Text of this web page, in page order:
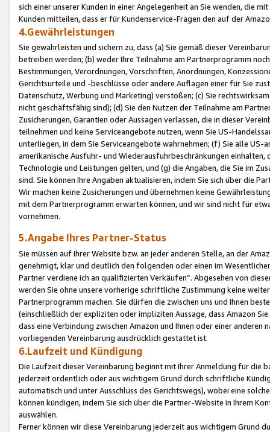
sich einer unserer Kunden in einer Angelegenheit an Sie wenden, die
Kunden mitteilen, dass er für Kundenservice-Fragen den auf der
4.Gewährleistungen
Sie gewährleisten und sichern zu, dass (a) Sie gemäß dieser
betreiben werden; (b) weder Ihre Teilnahme am Partnerprogramm
Bestimmungen, Verordnungen, Vorschriften, Anordnungen,
Gerichtsurteile und -beschlüsse oder andere Auflagen einer für Sie
Datenschutz, Werbung und Marketing) verstoßen; (c) Sie
nicht geschäftsfähig sind); (d) Sie den Nutzen der Teilnahme am
Zusicherungen, Garantien oder Aussagen verlassen, die in dieser
teilnehmen und keine Serviceangebote nutzen, wenn Sie US-
unterliegen, in dem Sie Serviceangebote wahrnehmen; (f) Sie alle
amerikanische Ausfuhr- und Wiederausfuhrbeschränkungen
Technologie und Leistungen gelten, und (g) die Angaben, die Sie im
sind. Sie können Ihre Angaben aktualisieren, indem Sie sich über die
Wir machen keine Zusicherungen und übernehmen keine
mit dem Partnerprogramm erwarten können, und wir sind nicht für
vornehmen.
5.Angabe Ihres Partner-Status
Sie müssen auf Ihrer Website bzw. an jeder anderen Stelle, an der
genehmigt, klar und deutlich den folgenden oder einen im
Partner verdiene ich an qualifizierten Verkäufen“. Abgesehen von
werden Sie ohne unsere vorherige schriftliche Zustimmung keine
Partnerprogramm machen. Sie dürfen die zwischen uns und Ihnen
(einschließlich der expliziten oder impliziten Aussage, dass Amazon
dass eine Verbindung zwischen Amazon und Ihnen oder einer
vorliegenden Vereinbarung ausdrücklich gestattet ist.
6.Laufzeit und Kündigung
Die Laufzeit dieser Vereinbarung beginnt mit Ihrer Anmeldung für die
jederzeit ordentlich oder aus wichtigem Grund durch schriftliche
automatisch und unter Ausschluss des Gerichtswegs), wobei eine
können kündigen, indem Sie sich über die Partner-Website in Ihrem
auswählen.
Ferner können wir diese Vereinbarung jederzeit aus wichtigem Grund